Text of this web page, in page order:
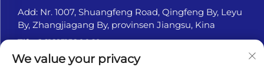
Add: Nr. 1007, Shuangfeng Road, Qingfeng By, Leyu
By, Zhangjiagang By, provinsen Jiangsu, Kina
Tlf.:+8618151580069
E-mail: [email protected]
We value your privacy